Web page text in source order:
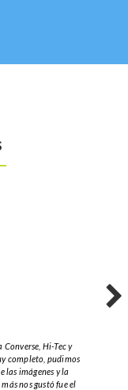
Hi-Tec y
completo, pudimos
las imágenes y la
nos gustó fue el